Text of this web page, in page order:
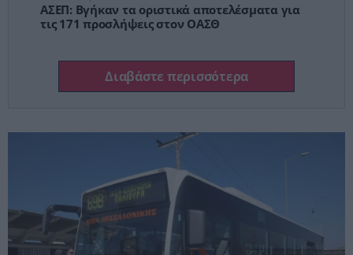
ΑΣΕΠ: Βγήκαν τα οριστικά αποτελέσματα για
τις 171 προσλήψεις στον ΟΑΣΘ
Διαβάστε περισσότερα